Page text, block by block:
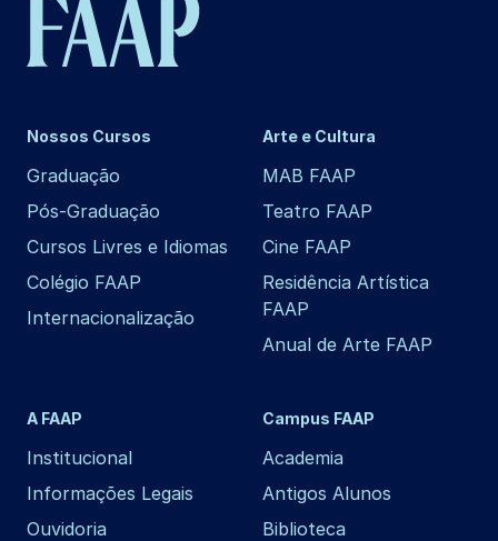
Nossos Cursos
Graduação
Pós-Graduação
Cursos Livres e Idiomas
Colégio FAAP
Internacionalização
Arte e Cultura
MAB FAAP
Teatro FAAP
Cine FAAP
Residência Artística
FAAP
Anual de Arte FAAP
A FAAP
Institucional
Informações Legais
Ouvidoria
Campus FAAP
Academia
Antigos Alunos
Biblioteca